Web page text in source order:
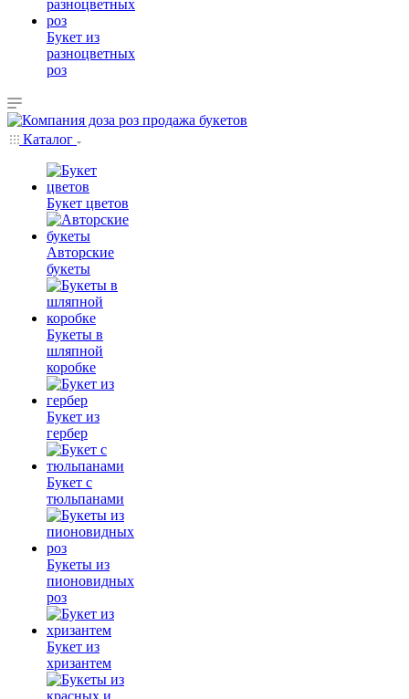
Букет из
разноцветных
роз
Каталог
Букет цветов
Авторские
букеты
Букеты в
шляпной
коробке
Букет из
гербер
Букет с
тюльпанами
Букеты из
пионовидных
роз
Букет из
хризантем